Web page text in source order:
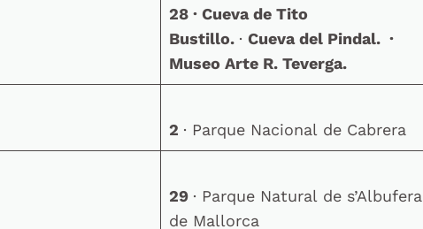
28 · Cueva de Tito
Bustillo. · Cueva del Pindal. ·
Museo Arte R. Teverga.
2 · Parque Nacional de Cabrera
29 · Parque Natural de s’Albufera
de Mallorca